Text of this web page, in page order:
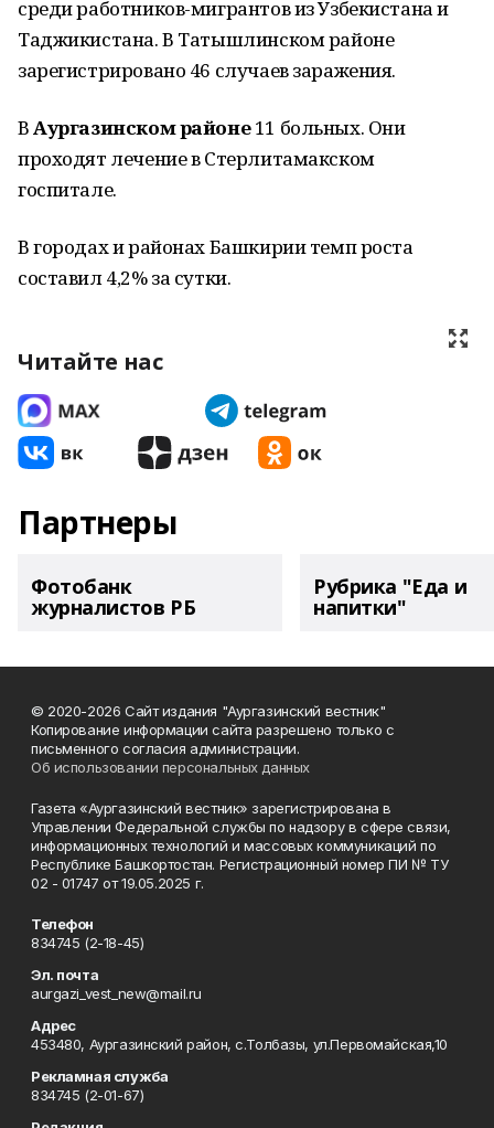
среди работников-мигрантов из Узбекистана и
Таджикистана. В Татышлинском районе
зарегистрировано 46 случаев заражения.
ВАургазинском районе11 больных. Они
проходят лечение в Стерлитамакском
госпитале.
В городах и районах Башкирии темп роста
составил 4,2% за сутки.
Читайте нас
Партнеры
Фотобанк
журналистов РБ
Рубрика "Еда и
напитки"
© 2020-2026 Сайт издания "Аургазинский вестник"
Копирование информации сайта разрешено только с
письменного согласия администрации.
Об использовании персональных данных
Газета «Аургазинский вестник» зарегистрирована в
Управлении Федеральной службы по надзору в сфере связи,
информационных технологий и массовых коммуникаций по
Республике Башкортостан. Регистрационный номер ПИ № ТУ
02 - 01747 от 19.05.2025 г.
Телефон
834745 (2-18-45)
Эл. почта
aurgazi_vest_new@mail.ru
Адрес
453480, Аургазинский район, с.Толбазы, ул.Первомайская,10
Рекламная служба
834745 (2-01-67)